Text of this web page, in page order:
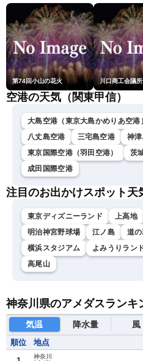
第74回小山の花火
空港の天気（関東甲信）
大島空港（東京大島かめりあ空港）
八丈島空港
三宅島空港 神
東京国際空港（羽田空港）
茨
成田国際空港
注目のお出かけスポット天
東京ディズニーランド 上高地
明治神宮野球場
江ノ島
道
横浜スタジアム
よみうりラン
高尾山
神奈川県のアメダスランキ
気温 降水量 風
順位 地点
神奈川